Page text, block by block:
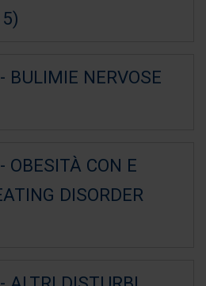
BULIMIE NERVOSE
OBESITÀ CON E
DISORDER